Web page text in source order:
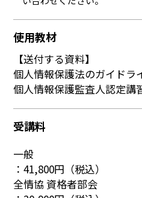
使用教材
【送付する資料】
個人情報保護法のガイドラ
個人情報保護監査人認定講
受講料
一般
：41,800円（税込）
全情協 資格者部会